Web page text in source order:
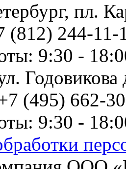
пл.
(812) 244-
9:30 -
(495) 662-
9:30 -